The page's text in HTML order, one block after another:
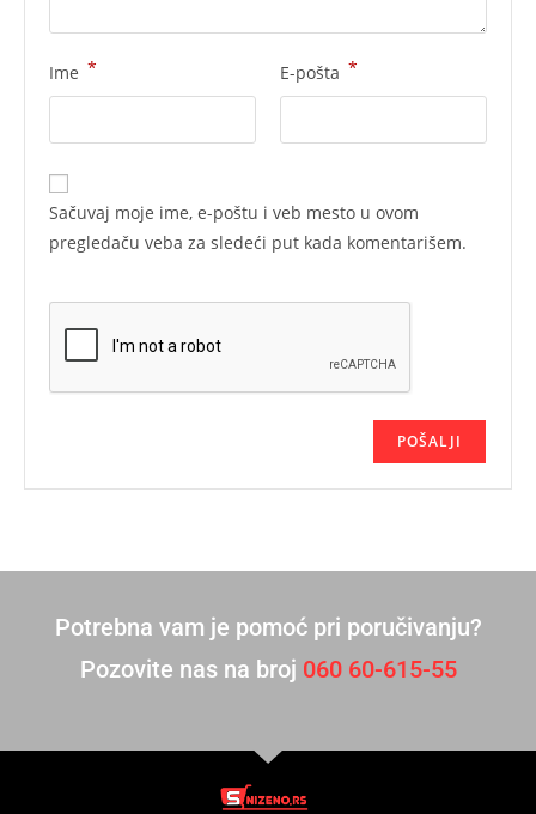
Ime * E-pošta *
Sačuvaj moje ime, e-poštu i veb mesto u ovom
pregledaču veba za sledeći put kada komentarišem.
Potrebna vam je pomoć pri poručivanju?
Pozovite nas na broj 060 60-615-55